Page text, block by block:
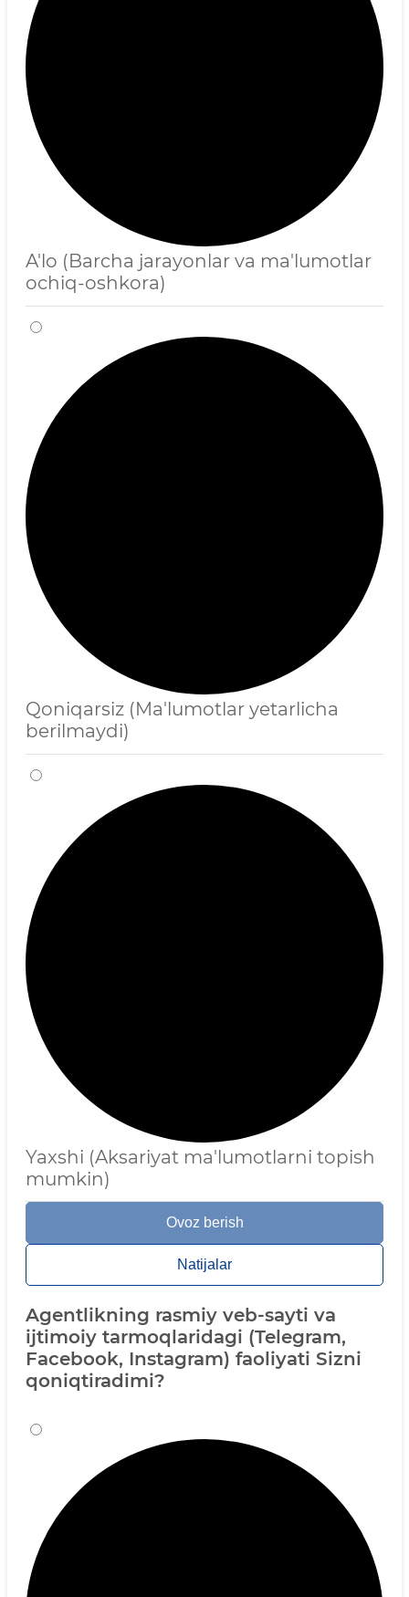
A'lo (Barcha jarayonlar va ma'lumotlar
ochiq-oshkora)
Qoniqarsiz (Ma'lumotlar yetarlicha
berilmaydi)
Yaxshi (Aksariyat ma'lumotlarni topish
mumkin)
Ovoz berish
Natijalar
Agentlikning rasmiy veb-sayti va
ijtimoiy tarmoqlaridagi (Telegram,
Facebook, Instagram) faoliyati Sizni
qoniqtiradimi?